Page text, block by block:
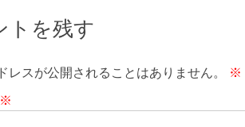
トを残す
レスが公開されることはありません。 ※
※